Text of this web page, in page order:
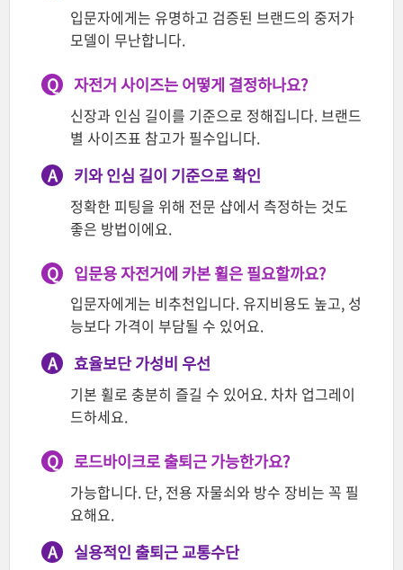
입문자에게는 유명하고 검증된 브랜드의 중저가
모델이 무난합니다.
Q 자전거 사이즈는 어떻게 결정하나요?
신장과 인심 길이를 기준으로 정해집니다. 브랜드
별 사이즈표 참고가 필수입니다.
A 키와 인심 길이 기준으로 확인
정확한 피팅을 위해 전문 샵에서 측정하는 것도
좋은 방법이에요.
Q 입문용 자전거에 카본 휠은 필요할까요?
입문자에게는 비추천입니다. 유지비용도 높고, 성
능보다 가격이 부담될 수 있어요.
A 효율보단 가성비 우선
기본 휠로 충분히 즐길 수 있어요. 차차 업그레이
드하세요.
Q 로드바이크로 출퇴근 가능한가요?
가능합니다. 단, 전용 자물쇠와 방수 장비는 꼭 필
요해요.
A 실용적인 출퇴근 교통수단